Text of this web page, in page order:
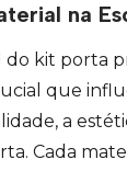
na
do kit porta
que
a
Cada